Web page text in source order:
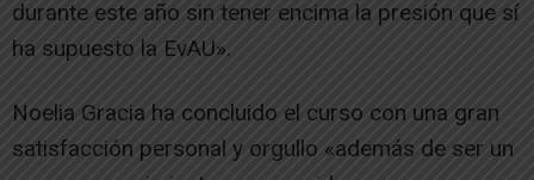
durante este año sin tener encima la presión que sí
ha supuesto la EvAU».
Noelia Gracia ha concluido el curso con una gran
satisfacción personal y orgullo «además de ser un